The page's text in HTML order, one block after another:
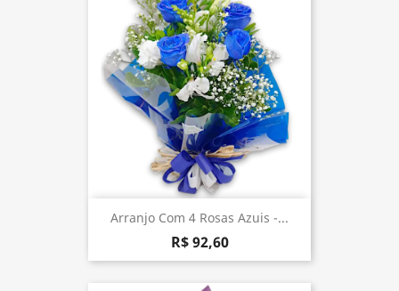
Arranjo Com 4 Rosas Azuis -...
R$ 92,60